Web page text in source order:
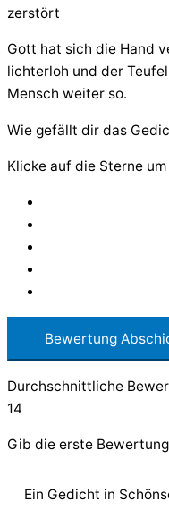
zerstört
Gott hat sich die Hand
lichterloh und der
Mensch weiter so.
Wie gefällt dir das
Klicke auf die Sterne
Bewertung
Durchschnittliche
14
Gib die erste
Ein Gedicht in